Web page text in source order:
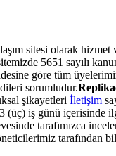
sitesi olarak hizmet
5651 sayılı
göre tüm
sorumludur.
şikayetleri İletişim
(üç) iş günü içerisinde
tarafımızca
tarafından